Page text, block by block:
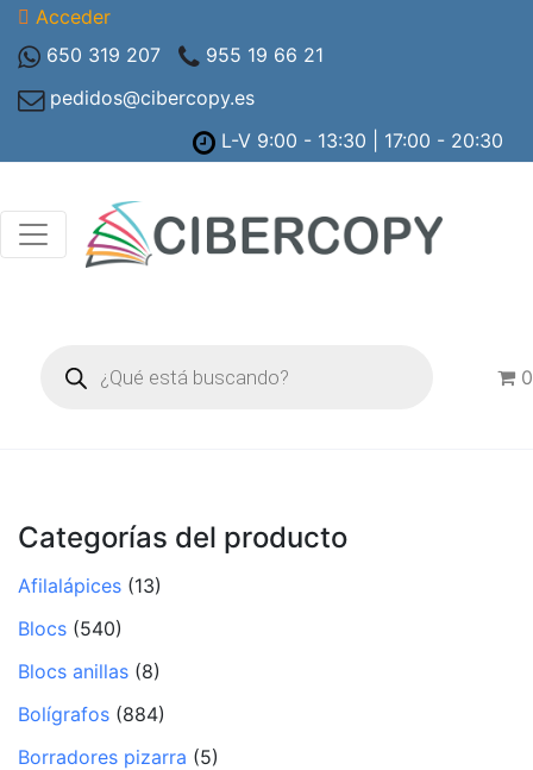
Acceder
650 319 207
955 19 66 21
pedidos@cibercopy.es
L-V 9:00 - 13:30 | 17:00 - 20:30
productos
0
Categorías del producto
Afilalápices (13)
Blocs (540)
Blocs anillas (8)
Bolígrafos (884)
Borradores pizarra (5)